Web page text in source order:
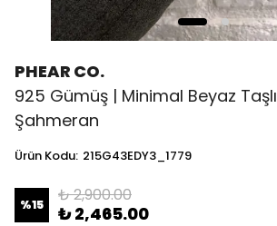
PHEAR CO.
925 Gümüş | Minimal Beyaz Taşlı
Şahmeran
Ürün Kodu: 215G43EDY3_1779
%15 ₺ 2,900.00
₺ 2,465.00